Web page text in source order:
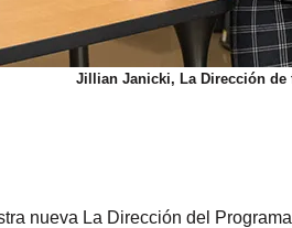
Jillian Janicki, La Dirección de
nueva La Dirección del